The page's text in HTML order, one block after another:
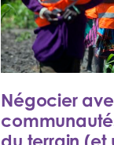
Négocier
du terrain (et